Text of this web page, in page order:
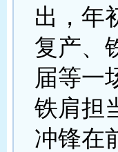
出，年
复产、
届等一
铁肩担
冲锋在